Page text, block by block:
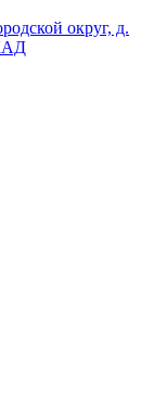
округ, д.